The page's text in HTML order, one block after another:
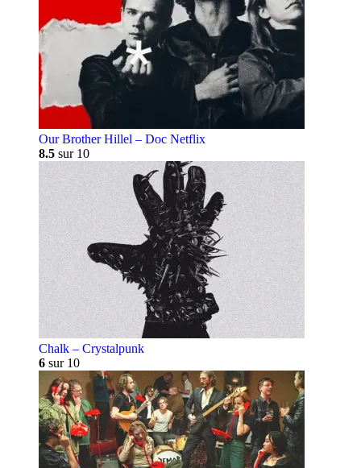
Our Brother Hillel – Doc Netflix
8.5 sur 10
Chalk – Crystalpunk
6 sur 10